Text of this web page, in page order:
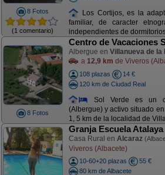
8 Fotos
(1 comentario)
Los Cortijos, es la
familiar, de caracter
independientes de
8 Fotos
Centro de Vacaciones
Albergue en Villanueva de la
a 12,9 km de Viveros
108 plazas
14 €
120 km de Ciudad Real
Sol Verde es un
(Albergue) y activo situado
1, 5 km de la localidad de
Granja Escuela Atalaya
Casa Rural en Alcaraz
Viveros (Albacete)
10-60+20 plazas
55 €
80 km de Albacete